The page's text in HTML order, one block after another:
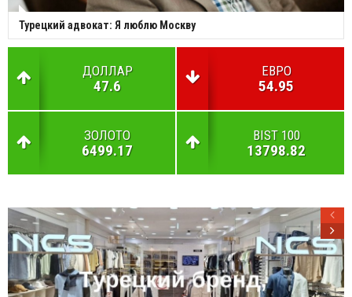
Турецкий адвокат: Я люблю Москву
ДОЛЛАР
47.6
ЕВРО
54.95
ЗОЛОТО
6499.17
BIST 100
13798.82